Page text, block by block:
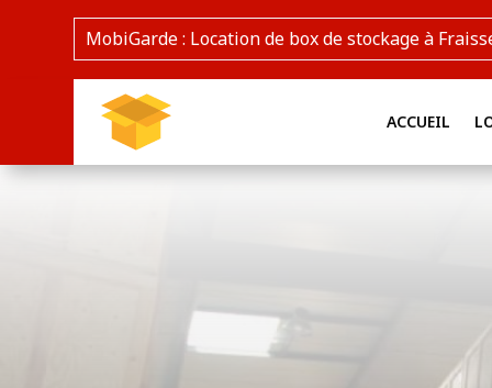
MobiGarde : Location de box de stockage à
ACCUEIL